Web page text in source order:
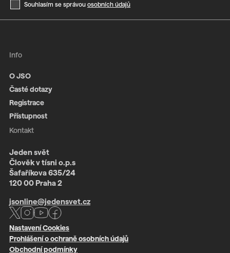
Souhlasím se správou osobních údajů
Info
O JSO
Časté dotazy
Registrace
Přístupnost
Kontakt
Jeden svět
Člověk v tísni o.p.s
Šafaříkova 635/24
120 00 Praha 2
jsonline@jedensvet.cz
Nastavení Cookies
Prohlášení o ochraně osobních údajů
Obchodní podmínky